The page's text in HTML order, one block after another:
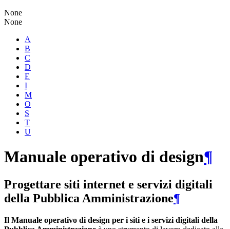
None
None
A
B
C
D
E
I
M
O
S
T
U
Manuale operativo di design¶
Progettare siti internet e servizi digitali
della Pubblica Amministrazione¶
Il Manuale operativo di design per i siti e i servizi digitali della